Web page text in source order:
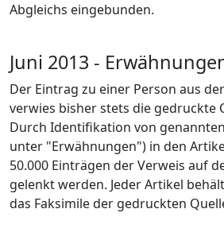
Abgleichs eingebunden.
Juni 2013 -
Der Eintrag zu einer Person aus
verwies bisher stets die gedruckte
Durch Identifikation von
unter "Erwähnungen") in den
50.000 Einträgen der Verweis auf
gelenkt werden. Jeder Artikel
das Faksimile der gedruckten